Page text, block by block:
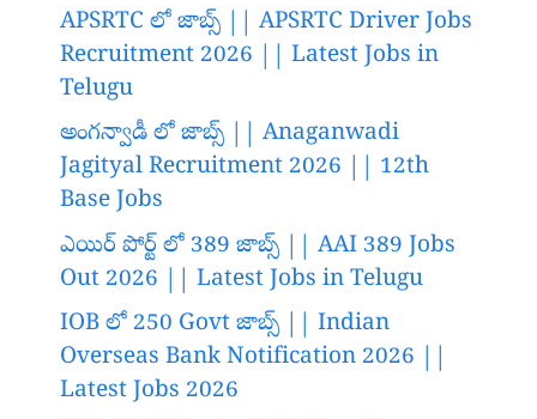
APSRTC లో జాబ్స్ || APSRTC Driver Jobs
Recruitment 2026 || Latest Jobs in
Telugu
అంగన్వాడీ లో జాబ్స్ || Anaganwadi
Jagityal Recruitment 2026 || 12th
Base Jobs
ఎయిర్ పోర్ట్ లో 389 జాబ్స్ || AAI 389 Jobs
Out 2026 || Latest Jobs in Telugu
IOB లో 250 Govt జాబ్స్ || Indian
Overseas Bank Notification 2026 ||
Latest Jobs 2026